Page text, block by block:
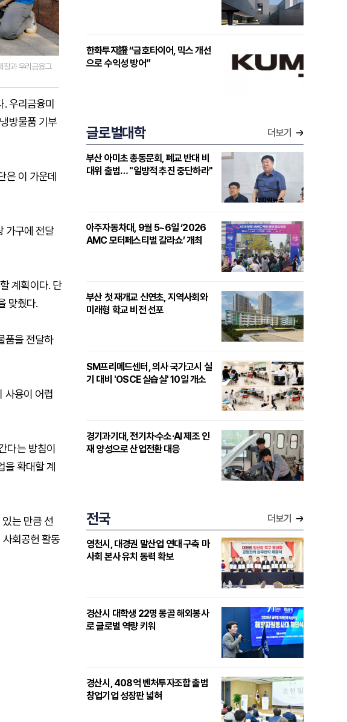
장과 우리금융그
. 우리금융미
방물품 기부
은 이 가운데
가구에 전달
계획이다. 단
맞췄다.
품을 전달하
사용이 어렵
다는 방침이
을 확대할 계
는 만큼 선
회공헌 활동
한화투자證 “금호타이어, 믹스 개선
으로 수익성 방어”
글로벌대학 더보기
부산 아미초 총동문회, 폐교 반대 비
대위 출범… "일방적 추진 중단하라"
아주자동차대, 9월 5~6일 ‘2026
AMC 모터페스티벌 갈라쇼’ 개최
부산 첫 재개교 신연초, 지역사회와
미래형 학교 비전 선포
SM프리메드센터, 의사 국가고시 실
기 대비 'OSCE 실습실' 10일 개소
경기과기대, 전기차·수소·AI 제조 인
재 양성으로 산업전환 대응
전국 더보기
영천시, 대경권 말산업 연대 구축 마
사회 본사 유치 동력 확보
경산시 대학생 22명 몽골 해외봉사
로 글로벌 역량 키워
경산시, 408억 벤처투자조합 출범
창업기업 성장판 넓혀